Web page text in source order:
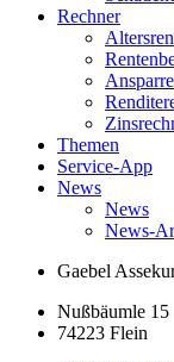
Rechner
Themen
Service-App
News
News
News-
Gaebel
Nußbäumle 15
74223 Flein